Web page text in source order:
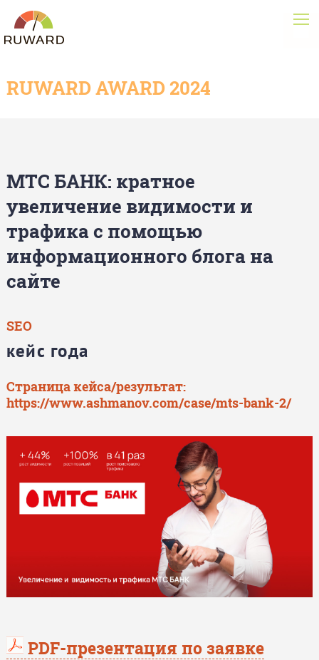
RUWARD AWARD 2024
МТС БАНК: кратное
увеличение видимости и
трафика с помощью
информационного блога на
сайте
SEO
кейс года
Страница кейса/результат:
https://www.ashmanov.com/case/mts-bank-2/
PDF-презентация по заявке